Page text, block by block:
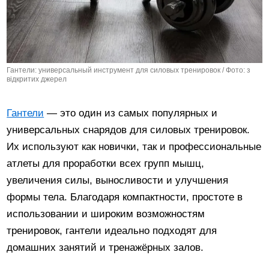
Гантели: универсальный инструмент для силовых тренировок / Фото: з
відкритих джерел
Гантели — это один из самых популярных и
универсальных снарядов для силовых тренировок.
Их используют как новички, так и профессиональные
атлеты для проработки всех групп мышц,
увеличения силы, выносливости и улучшения
формы тела. Благодаря компактности, простоте в
использовании и широким возможностям
тренировок, гантели идеально подходят для
домашних занятий и тренажёрных залов.